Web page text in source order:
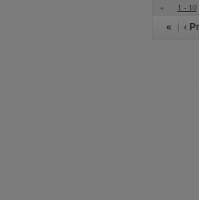
« 1 - 10
« ‹